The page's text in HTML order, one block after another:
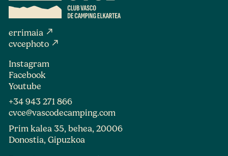
errimaia north_east
cvcephoto north_east
Instagram
Facebook
Youtube
+34 943 271 866
cvce@vascodecamping.com
Prim kalea 35, behea, 20006
Donostia, Gipuzkoa